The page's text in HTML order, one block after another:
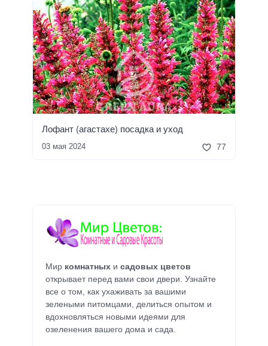
Лофант (агастахе) посадка и уход
03 мая 2024 77
Мир комнатных и садовых цветов
открывает перед вами свои двери. Узнайте
все о том, как ухаживать за вашими
зелеными питомцами, делиться опытом и
вдохновляться новыми идеями для
озеленения вашего дома и сада.